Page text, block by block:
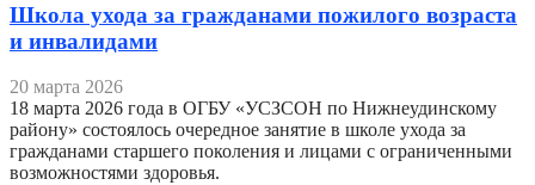
Школа ухода за гражданами пожилого возраста
и инвалидами
20 марта 2026
18 марта 2026 года в ОГБУ «УСЗСОН по Нижнеудинскому
району» состоялось очередное занятие в школе ухода за
гражданами старшего поколения и лицами с ограниченными
возможностями здоровья.